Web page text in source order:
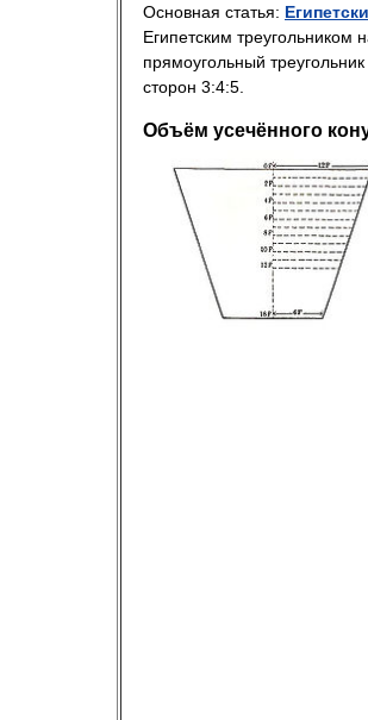
Основная статья:
Египетским треугольником
прямоугольный
сторон 3:4:5.
Объём усечённого